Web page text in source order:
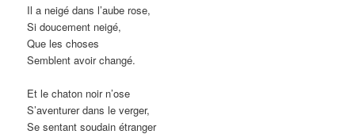
Il a neigé dans l’aube rose,
Si doucement neigé,
Que les choses
Semblent avoir changé.
Et le chaton noir n’ose
S’aventurer dans le verger,
Se sentant soudain étranger